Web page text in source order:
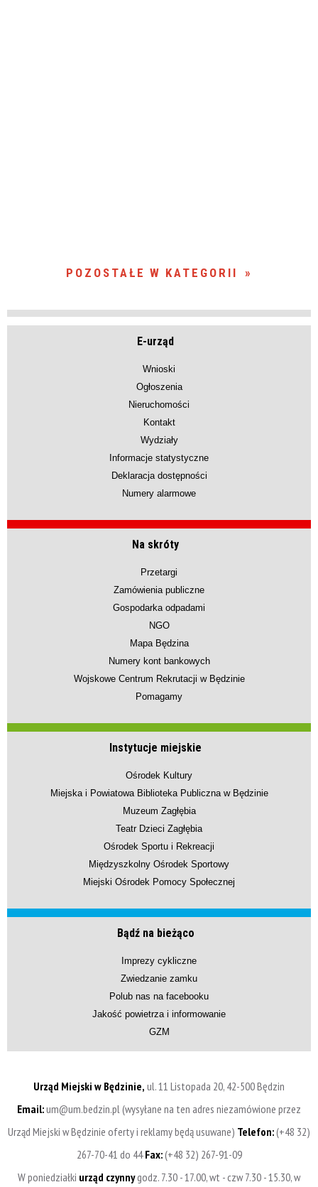
POZOSTAŁE W KATEGORII
E-urząd
Wnioski
Ogłoszenia
Nieruchomości
Kontakt
Wydziały
Informacje statystyczne
Deklaracja dostępności
Numery alarmowe
Na skróty
Przetargi
Zamówienia publiczne
Gospodarka odpadami
NGO
Mapa Będzina
Numery kont bankowych
Wojskowe Centrum Rekrutacji w Będzinie
Pomagamy
Instytucje miejskie
Ośrodek Kultury
Miejska i Powiatowa Biblioteka Publiczna w Będzinie
Muzeum Zagłębia
Teatr Dzieci Zagłębia
Ośrodek Sportu i Rekreacji
Międzyszkolny Ośrodek Sportowy
Miejski Ośrodek Pomocy Społecznej
Bądź na bieżąco
Imprezy cykliczne
Zwiedzanie zamku
Polub nas na facebooku
Jakość powietrza i informowanie
GZM
Urząd Miejski w Będzinie, ul. 11 Listopada 20, 42-500 Będzin
Email:um@um.bedzin.pl (wysyłane na ten adres niezamówione przez
Urząd Miejski w Będzinie oferty i reklamy będą usuwane) Telefon:(+48 32)
267-70-41 do 44Fax:(+48 32) 267-91-09
W poniedziałki urząd czynnygodz. 7.30 - 17.00, wt - czw 7.30 - 15.30, w